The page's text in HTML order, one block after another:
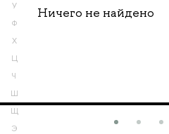
У
Ф
Х
Ц
Ч
Ш
Щ
Э
Ничего не найдено